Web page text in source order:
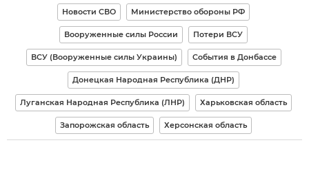
Новости СВО Министерство обороны РФ
Вооруженные силы России Потери ВСУ
ВСУ (Вооруженные силы Украины) События в Донбассе
Донецкая Народная Республика (ДНР)
Луганская Народная Республика (ЛНР) Харьковская область
Запорожская область Херсонская область